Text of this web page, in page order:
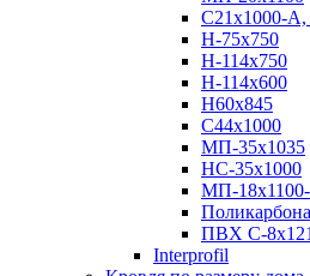
С21х1000-
H-75х750
Н-114х750
Н-114х600
Н60х845
С44х1000
МП-35х1035
НС-35х1000
МП-
ПВХ С-
Interprofil